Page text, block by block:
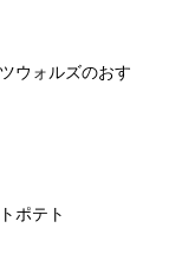
ウォルズのおす
ポテト